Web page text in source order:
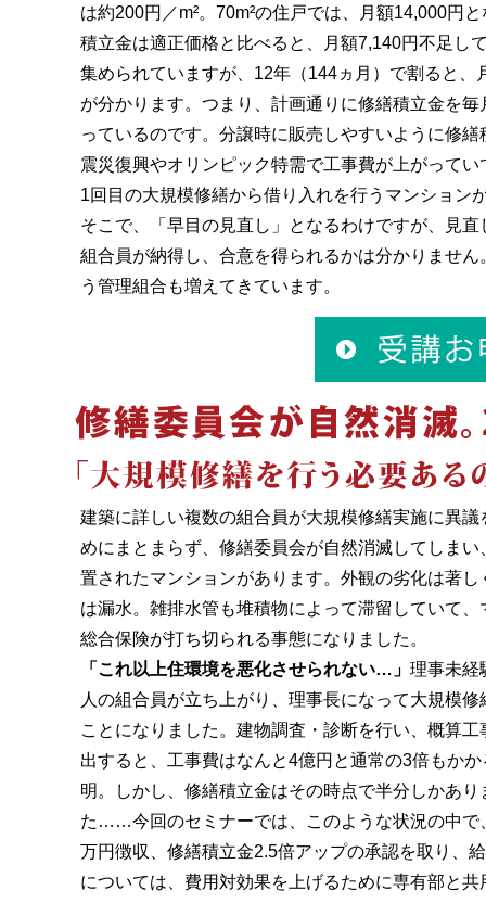
は約200円／m²。70m²の住戸では、月額14,000円
積立金は適正価格と比べると、月額7,140円不足し
集められていますが、12年（144ヵ月）で割ると
が分かります。つまり、計画通りに修繕積立金を
っているのです。分譲時に販売しやすいように修
震災復興やオリンピック特需で工事費が上がって
1回目の大規模修繕から借り入れを行うマンション
そこで、「早目の見直し」となるわけですが、見
組合員が納得し、合意を得られるかは分かりませ
う管理組合も増えてきています。
建築に詳しい複数の組合員が大規模修繕実施に異議
めにまとまらず、修繕委員会が自然消滅してしまい
置されたマンションがあります。外観の劣化は著し
は漏水。雑排水管も堆積物によって滞留していて、
総合保険が打ち切られる事態になりました。
「これ以上住環境を悪化させられない…」 理事未経
人の組合員が立ち上がり、理事長になって大規模修
ことになりました。建物調査・診断を行い、概算工
出すると、工事費はなんと4億円と通常の3倍もか
明。しかし、修繕積立金はその時点で半分しかあり
た……今回のセミナーでは、このような状況の中で
万円徴収、修繕積立金2.5倍アップの承認を取り、
については、費用対効果を上げるために専有部と共